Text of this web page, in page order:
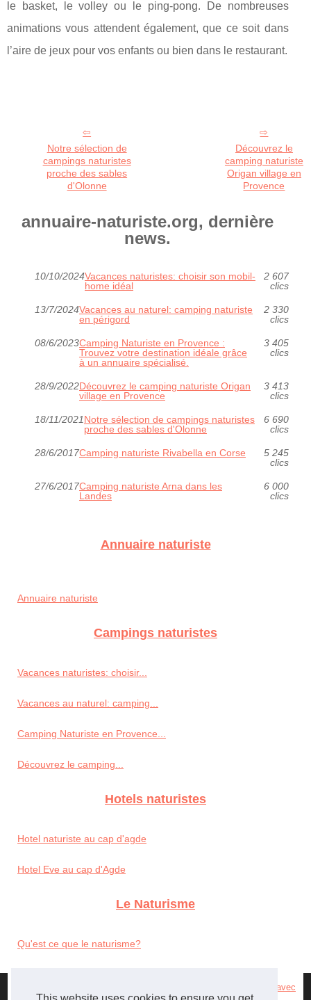
le basket, le volley ou le ping-pong. De nombreuses
animations vous attendent également, que ce soit dans
l’aire de jeux pour vos enfants ou bien dans le restaurant.
Notre sélection de
campings naturistes
proche des sables
d'Olonne
Découvrez le
camping naturiste
Origan village en
Provence
annuaire-naturiste.org, dernière
news.
10/10/2024Vacances naturistes: choisir son mobil-
home idéal
2 607
clics
13/7/2024Vacances au naturel: camping naturiste
en périgord
2 330
clics
08/6/2023Camping Naturiste en Provence :
Trouvez votre destination idéale grâce
à un annuaire spécialisé.
3 405
clics
28/9/2022Découvrez le camping naturiste Origan
village en Provence
3 413
clics
18/11/2021Notre sélection de campings naturistes
proche des sables d'Olonne
6 690
clics
28/6/2017Camping naturiste Rivabella en Corse
5 245
clics
27/6/2017Camping naturiste Arna dans les
Landes
6 000
clics
Annuaire naturiste
Annuaire naturiste
Campings naturistes
Vacances naturistes: choisir...
Vacances au naturel: camping...
Camping Naturiste en Provence...
Découvrez le camping...
Hotels naturistes
Hotel naturiste au cap d'agde
Hotel Eve au cap d'Agde
Le Naturisme
Qu'est ce que le naturisme?
Site réalisé avec